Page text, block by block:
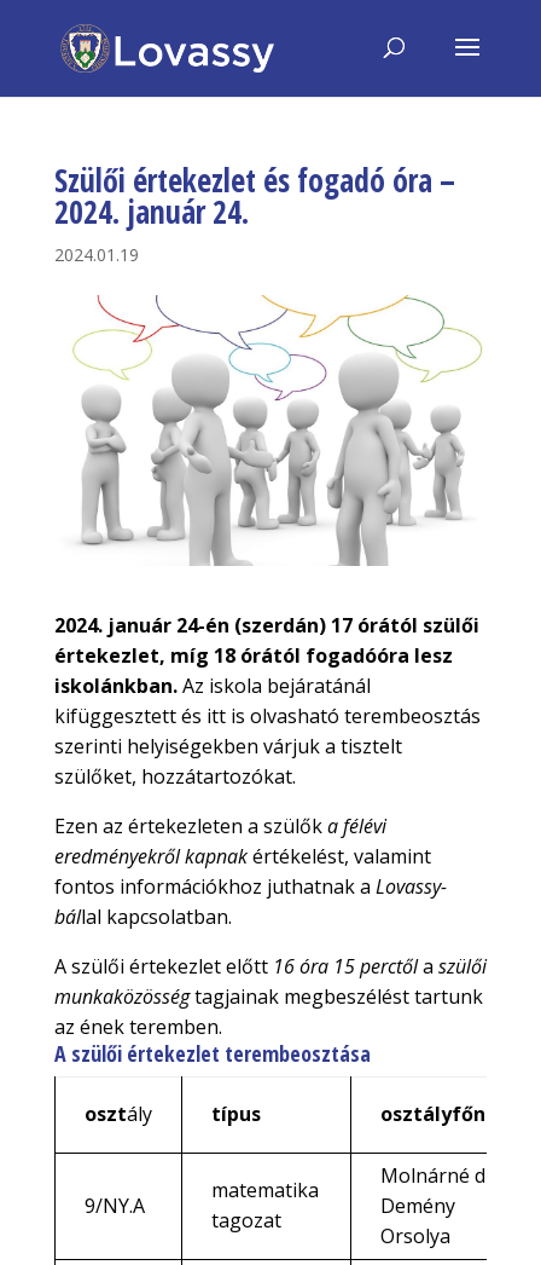
Szülői értekezlet és fogadó óra –
2024. január 24.
2024.01.19
2024. január 24-én (szerdán) 17 órától szülői
értekezlet, míg 18 órától fogadóóra lesz
iskolánkban.Az iskola bejáratánál
kifüggesztett és itt is olvasható terembeosztás
szerinti helyiségekben várjuk a tisztelt
szülőket, hozzátartozókat.
Ezen az értekezleten a szülőka félévi
eredményekről kapnakértékelést, valamint
fontos információkhoz juthatnak a Lovassy-
bállal kapcsolatban.
A szülői értekezlet előtt 16 óra 15 perctőla szülői
munkaközösségtagjainak megbeszélést tartunk
az ének teremben.
A szülői értekezlet terembeosztása
osztály típus osztályfőnök
9/NY.A
matematika
tagozat
Molnárné dr.
Demény
Orsolya